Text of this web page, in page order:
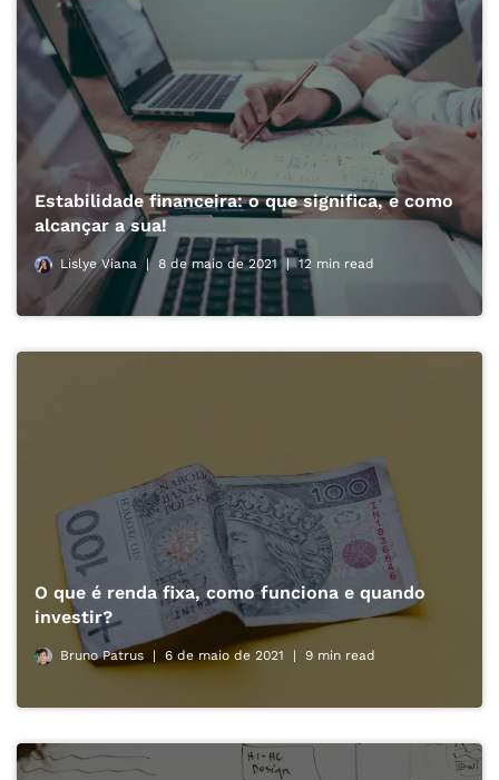
Estabilidade financeira: o que significa, e como
alcançar a sua!
Lislye Viana 8 de maio de 2021 12 min read
O que é renda fixa, como funciona e quando
investir?
Bruno Patrus 6 de maio de 2021 9 min read